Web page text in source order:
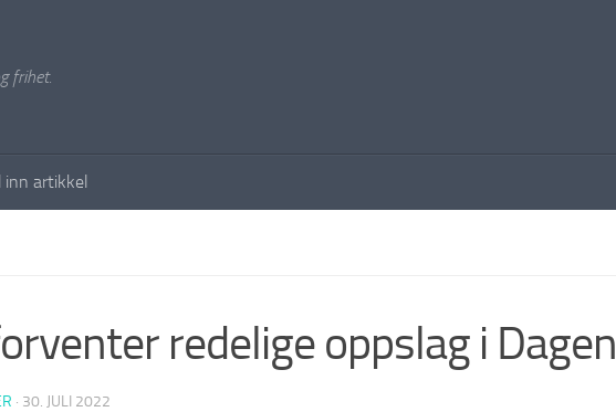
frihet.
inn artikkel
redelige oppslag i Dagen
· 30. JULI 2022